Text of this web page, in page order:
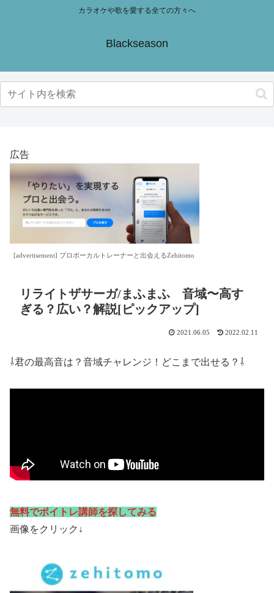
カラオケや歌を愛する全ての方々へ
Blackseason
広告
[advertisement] プロボーカルトレーナーと出会えるZehitomo
リライトザサーガ/まふまふ 音域〜高す
ぎる？広い？解説[ピックアップ]
2021.06.05 2022.02.11
⇩君の最高音は？音域チャレンジ！どこまで出せる？⇩
無料でボイトレ講師を探してみる
画像をクリック↓